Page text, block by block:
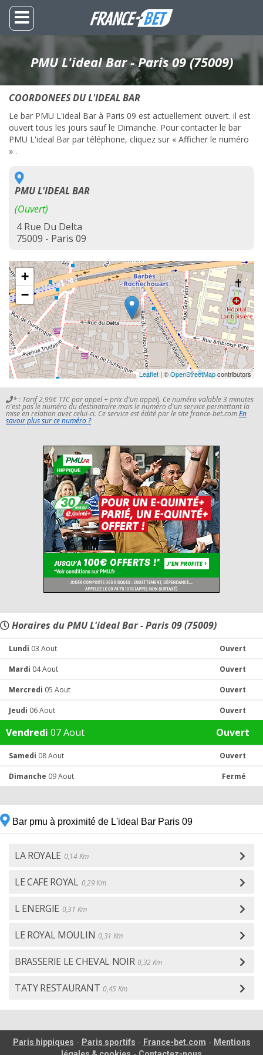
PMU L'ideal Bar - Paris 09 (75009)
COORDONEES DU L'IDEAL BAR
Le bar PMU L'ideal Bar à Paris 09 est actuellement ouvert. il est
ouvert tous les jours sauf le Dimanche. Pour contacter le bar
PMU L'ideal Bar par téléphone, cliquez sur « Afficher le numéro
» .
PMU L'IDEAL BAR
(Ouvert)
4 Rue Du Delta
75009 - Paris 09
+
−
Leaflet | ©OpenStreetMapcontributors
* : Tarif 2,99€ TTC par appel + prix d'un appel). Ce numéro valable 3 minutes
n'est pas le numéro du destinataire mais le numéro d'un service permettant la
mise en relation avec celui-ci. Ce service est édité par le site france-bet.comEn
savoir plus sur ce numéro ?
Horaires du PMU L'ideal Bar - Paris 09 (75009)
Lundi 03 Aout Ouvert
Mardi 04 Aout Ouvert
Mercredi 05 Aout Ouvert
Jeudi 06 Aout Ouvert
Vendredi 07 Aout Ouvert
Samedi 08 Aout Ouvert
Dimanche 09 Aout Fermé
Bar pmu à proximité de L'ideal Bar Paris 09
LA ROYALE 0,14 Km
LE CAFE ROYAL 0,29 Km
L ENERGIE 0,31 Km
LE ROYAL MOULIN 0,31 Km
BRASSERIE LE CHEVAL NOIR 0,32 Km
TATY RESTAURANT 0,45 Km
Paris hippiques - Paris sportifs - France-bet.com - Mentions